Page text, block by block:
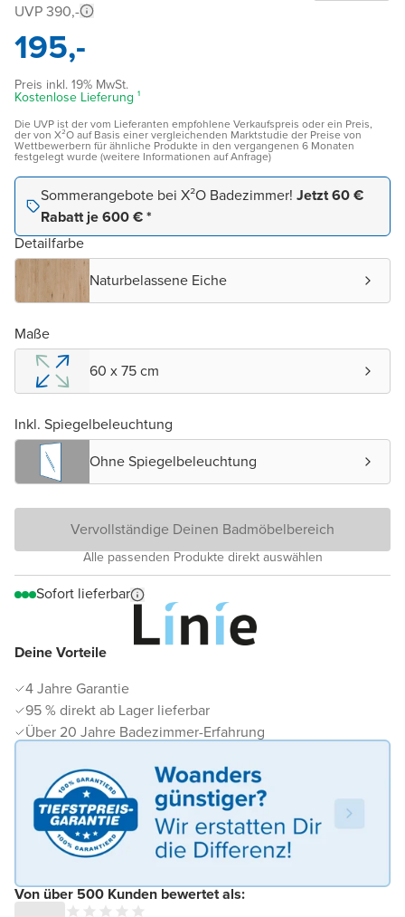
Deine Vorteile
4 Jahre Garantie
95 % direkt ab Lager lieferbar
Über 20 Jahre Badezimmer-Erfahrung
Von über 500 Kunden bewertet als:
UVP 390,-
195,-
Preis inkl. 19% MwSt.
Kostenlose Lieferung ¹
Die UVP ist der vom Lieferanten empfohlene Verkaufspreis oder ein Preis,
der von X²O auf Basis einer vergleichenden Marktstudie der Preise von
Wettbewerbern für ähnliche Produkte in den vergangenen 6 Monaten
festgelegt wurde (weitere Informationen auf Anfrage)
Sommerangebote bei X²O Badezimmer! Jetzt 60 €
Rabatt je 600 € *
Detailfarbe
Naturbelassene Eiche
Maße
60 x 75 cm
Inkl. Spiegelbeleuchtung
Ohne Spiegelbeleuchtung
Vervollständige Deinen Badmöbelbereich
Alle passenden Produkte direkt auswählen
Sofort lieferbar